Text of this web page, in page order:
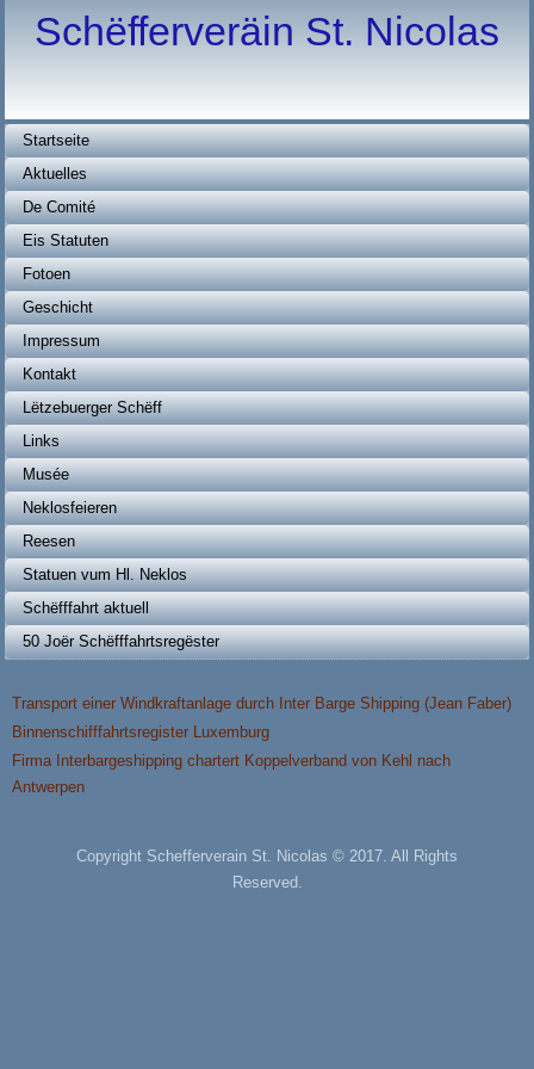
Schëfferveräin St. Nicolas
Startseite
Aktuelles
De Comité
Eis Statuten
Fotoen
Geschicht
Impressum
Kontakt
Lëtzebuerger Schëff
Links
Musée
Neklosfeieren
Reesen
Statuen vum Hl. Neklos
Schëfffahrt aktuell
50 Joër Schëfffahrtsregëster
Transport einer Windkraftanlage durch Inter Barge Shipping (Jean Faber)
Binnenschifffahrtsregister Luxemburg
Firma Interbargeshipping chartert Koppelverband von Kehl nach
Antwerpen
Copyright Schefferverain St. Nicolas © 2017. All Rights
Reserved.